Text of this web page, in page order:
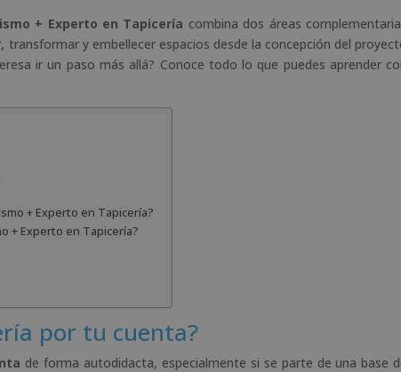
t
i
v
:
+ Experto en Tapicería combina dos áreas
transformar y embellecer espacios desde la concepción del
ir un paso más allá? Conoce todo lo que puedes aprender
+ Experto en Tapicería?
+ Experto en Tapicería?
por tu cuenta?
de forma autodidacta, especialmente si se parte de una base